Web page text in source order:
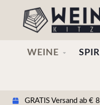
WEINE
GRATIS Versand ab €